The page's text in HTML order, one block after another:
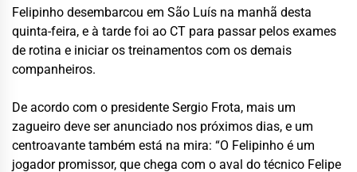
Felipinho desembarcou em São Luís na manhã desta
quinta-feira, e à tarde foi ao CT para passar pelos exames
de rotina e iniciar os treinamentos com os demais
companheiros.
De acordo com o presidente Sergio Frota, mais um
zagueiro deve ser anunciado nos próximos dias, e um
centroavante também está na mira: “O Felipinho é um
jogador promissor, que chega com o aval do técnico Felipe